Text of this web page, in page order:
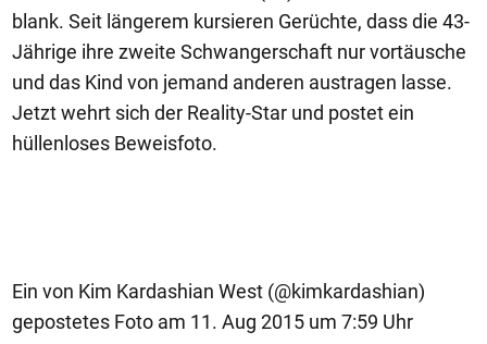
blank. Seit längerem kursieren Gerüchte, dass die 43-
Jährige ihre zweite Schwangerschaft nur vortäusche
und das Kind von jemand anderen austragen lasse.
Jetzt wehrt sich der Reality-Star und postet ein
hüllenloses Beweisfoto.
Ein von Kim Kardashian West (@kimkardashian)
gepostetes Foto am 11. Aug 2015 um 7:59 Uhr